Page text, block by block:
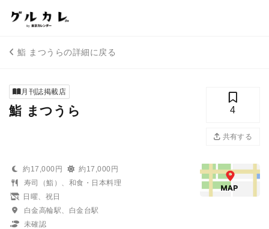
鮨 まつうらの詳細に戻る
月刊誌掲載店
鮨 まつうら 4
共有する
約17,000円
約17,000円
寿司（鮨）、和食・日本料理
日曜、祝日
白金高輪駅、白金台駅
未確認